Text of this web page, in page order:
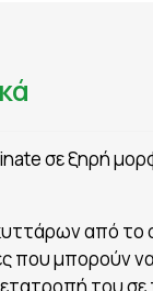
σε ξηρή
από το
που μπορούν